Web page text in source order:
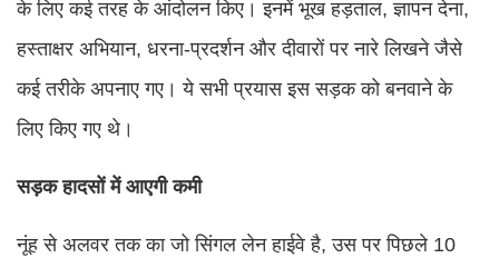
के लिए कई तरह के आंदोलन किए। इनमें भूख हड़ताल, ज्ञापन देना,
हस्ताक्षर अभियान, धरना-प्रदर्शन और दीवारों पर नारे लिखने जैसे
कई तरीके अपनाए गए। ये सभी प्रयास इस सड़क को बनवाने के
लिए किए गए थे।
सड़क हादसों में आएगी कमी
नूंह से अलवर तक का जो सिंगल लेन हाईवे है, उस पर पिछले 10